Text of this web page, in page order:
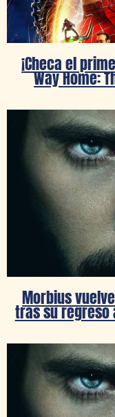
¡Checa el
Way Home:
Morbius
tras su